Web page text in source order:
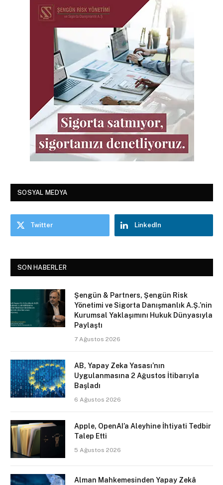
SOSYAL MEDYA
Twitter LinkedIn
SON HABERLER
Şengün & Partners, Şengün Risk
Yönetimi ve Sigorta Danışmanlık A.Ş.’nin
Kurumsal Yaklaşımını Hukuk Dünyasıyla
Paylaştı
7 Ağustos 2026
AB, Yapay Zeka Yasası’nın
Uygulanmasına 2 Ağustos İtibarıyla
Başladı
6 Ağustos 2026
Apple, OpenAI’a Aleyhine İhtiyati Tedbir
Talep Etti
5 Ağustos 2026
Alman Mahkemesinden Yapay Zekâ